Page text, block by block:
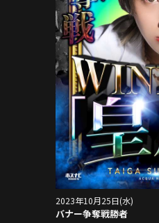
2023年10月25日(水)
バナー争奪戦勝者